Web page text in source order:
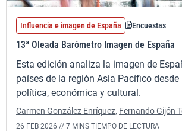
Influencia e imagen de España Encuestas
13ª Oleada Barómetro Imagen de España
Esta edición analiza la imagen de
países de la región Asia Pacífico
política, económica y cultural.
Carmen González Enríquez, Fernando Gijón
26 FEB 2026 // 7 MINS TIEMPO DE LECTURA